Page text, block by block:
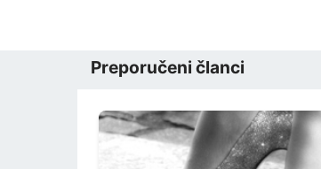
Preporučeni članci